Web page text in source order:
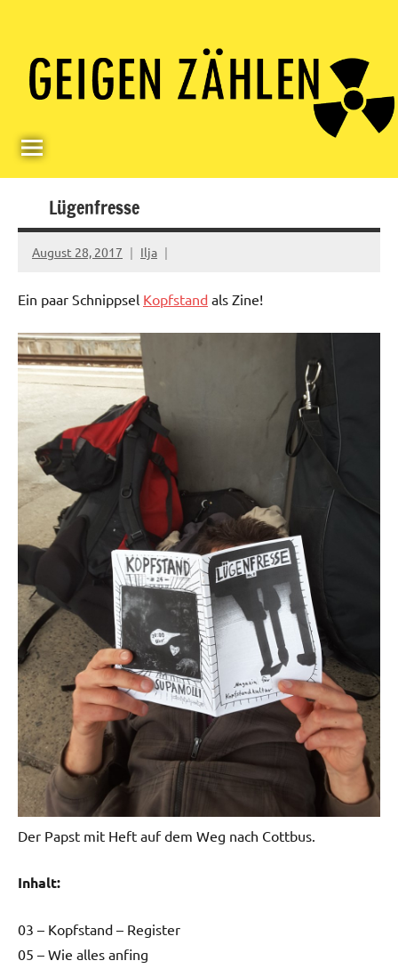
contentGeigerzähler
Lügenfresse
August 28, 2017 Ilja
Ein paar Schnippsel Kopfstand als Zine!
Der Papst mit Heft auf dem Weg nach Cottbus.
Inhalt:
03 – Kopfstand – Register
05 – Wie alles anfing